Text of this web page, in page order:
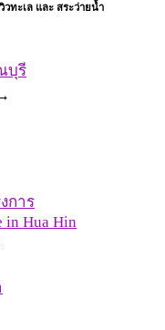
ทะเล และ สระว่ายน้ำ
บุรี
การ
in Hua Hin